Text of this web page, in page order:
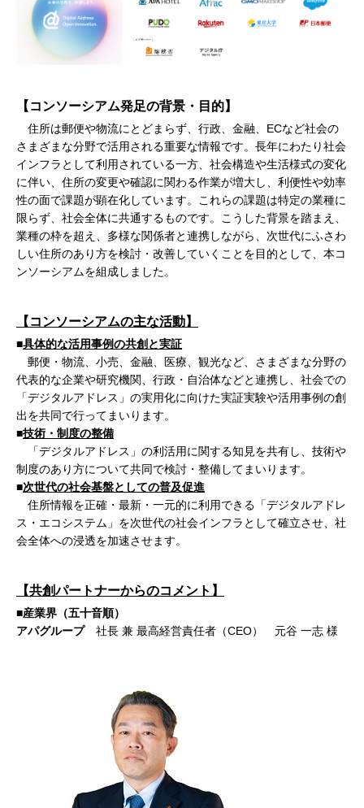
【コンソーシアム発足の背景・目的】
住所は郵便や物流にとどまらず、行政、金融、ECなど社会の
さまざまな分野で活用される重要な情報です。長年にわたり社会
インフラとして利用されている一方、社会構造や生活様式の変化
に伴い、住所の変更や確認に関わる作業が増大し、利便性や効率
性の面で課題が顕在化しています。これらの課題は特定の業種に
限らず、社会全体に共通するものです。こうした背景を踏まえ、
業種の枠を超え、多様な関係者と連携しながら、次世代にふさわ
しい住所のあり方を検討・改善していくことを目的として、本コ
ンソーシアムを組成しました。
【コンソーシアムの主な活動】
■具体的な活用事例の共創と実証
郵便・物流、小売、金融、医療、観光など、さまざまな分野の
代表的な企業や研究機関、行政・自治体などと連携し、社会での
「デジタルアドレス」の実用化に向けた実証実験や活用事例の創
出を共同で行ってまいります。
■技術・制度の整備
「デジタルアドレス」の利活用に関する知見を共有し、技術や
制度のあり方について共同で検討・整備してまいります。
■次世代の社会基盤としての普及促進
住所情報を正確・最新・一元的に利用できる「デジタルアドレ
ス・エコシステム」を次世代の社会インフラとして確立させ、社
会全体への浸透を加速させます。
【共創パートナーからのコメント】
■産業界（五十音順）
アパグループ社長 兼 最高経営責任者（CEO） 元谷 一志 様